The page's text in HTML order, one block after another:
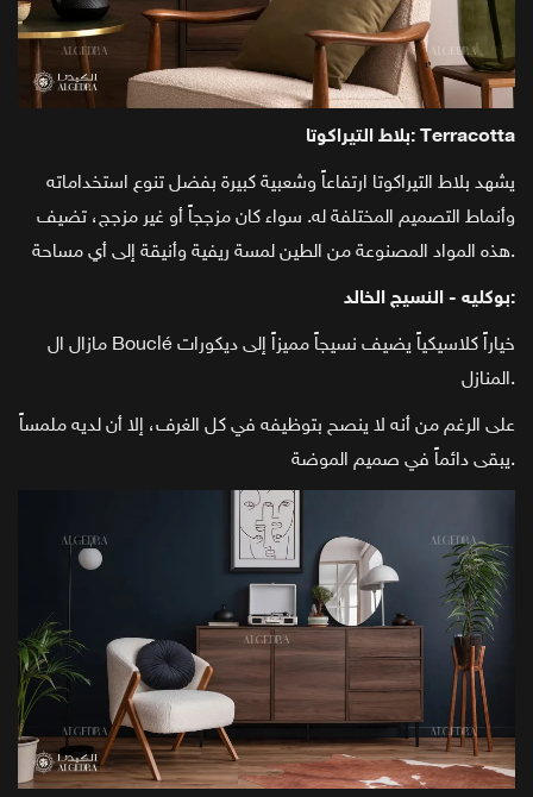
بلاط التيراكوتا: Terracotta
يشهد بلاط التيراكوتا ارتفاعاً وشعبية كبيرة بفضل تنوع استخداماته
وأنماط التصميم المختلفة له. سواء كان مزججاً أو غير مزجج، تضيف
هذه المواد المصنوعة من الطين لمسة ريفية وأنيقة إلى أي مساحة.
بوكليه - النسيج الخالد:
مازال ال Bouclé خياراً كلاسيكياً يضيف نسيجاً مميزاً إلى ديكورات
المنازل.
على الرغم من أنه لا ينصح بتوظيفه في كل الغرف، إلا أن لديه ملمساً
يبقى دائماً في صميم الموضة.